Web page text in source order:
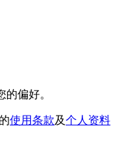
的偏好。
使用条款及个人资料